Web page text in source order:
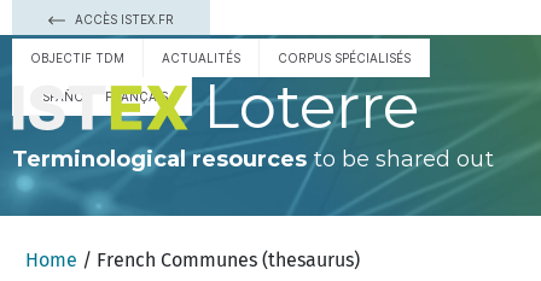
ACCÈS ISTEX.FR
OBJECTIF TDM ACTUALITÉS CORPUS SPÉCIALISÉS
ESPAÑOL FRANÇAIS Loterre
Terminological resourcesto be shared out
Home / French Communes (thesaurus)